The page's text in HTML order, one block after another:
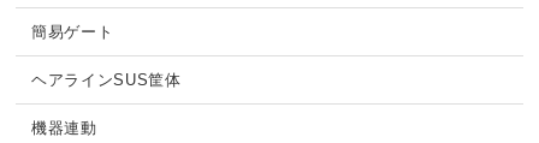
簡易ゲート
ヘアラインSUS筐体
機器連動